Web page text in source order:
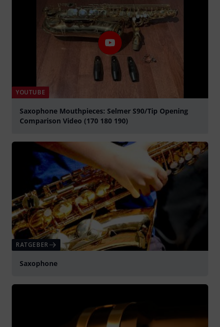
YOUTUBE
Saxophone Mouthpieces: Selmer S90/Tip Opening
Comparison Video (170 180 190)
RATGEBER
Saxophone